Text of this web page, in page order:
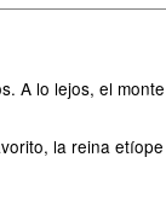
A lo lejos, el
la reina